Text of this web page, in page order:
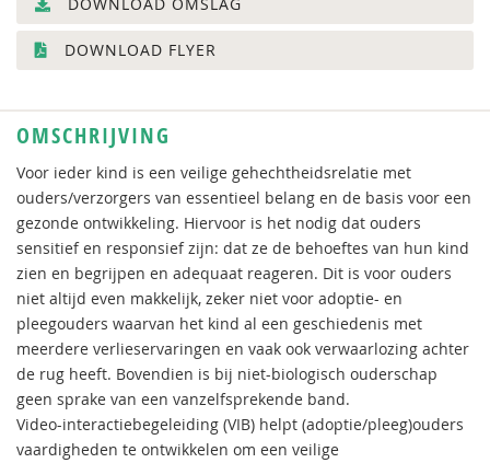
DOWNLOAD FLYER
OMSCHRIJVING
Voor ieder kind is een veilige gehechtheidsrelatie met
ouders/verzorgers van essentieel belang en de basis voor een
gezonde ontwikkeling. Hiervoor is het nodig dat ouders
sensitief en responsief zijn: dat ze de behoeftes van hun kind
zien en begrijpen en adequaat reageren. Dit is voor ouders
niet altijd even makkelijk, zeker niet voor adoptie- en
pleegouders waarvan het kind al een geschiedenis met
meerdere verlieservaringen en vaak ook verwaarlozing achter
de rug heeft. Bovendien is bij niet-biologisch ouderschap
geen sprake van een vanzelfsprekende band.
Video-interactiebegeleiding (VIB) helpt (adoptie/pleeg)ouders
vaardigheden te ontwikkelen om een veilige